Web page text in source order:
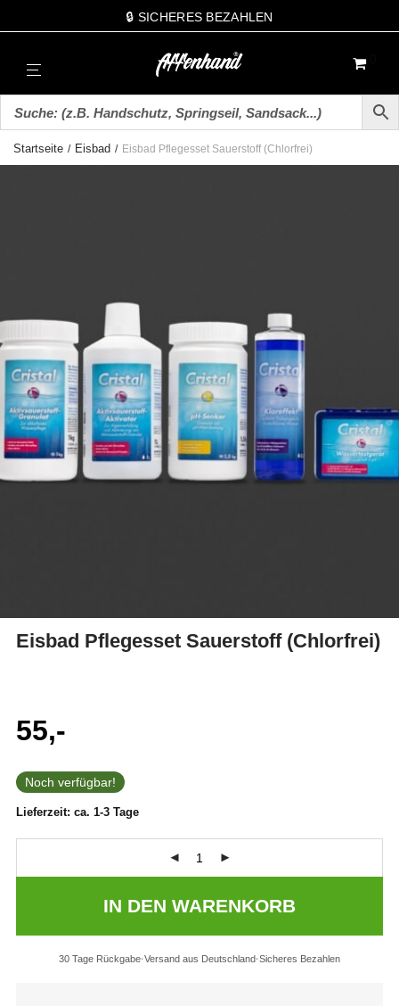
🔒 SICHERES BEZAHLEN
Startseite / Eisbad / Eisbad Pflegesset Sauerstoff (Chlorfrei)
Eisbad Pflegesset Sauerstoff (Chlorfrei)
55,-
Noch verfügbar!
Lieferzeit: ca. 1-3 Tage
IN DEN WARENKORB
30 Tage Rückgabe Versand aus Deutschland Sicheres Bezahlen